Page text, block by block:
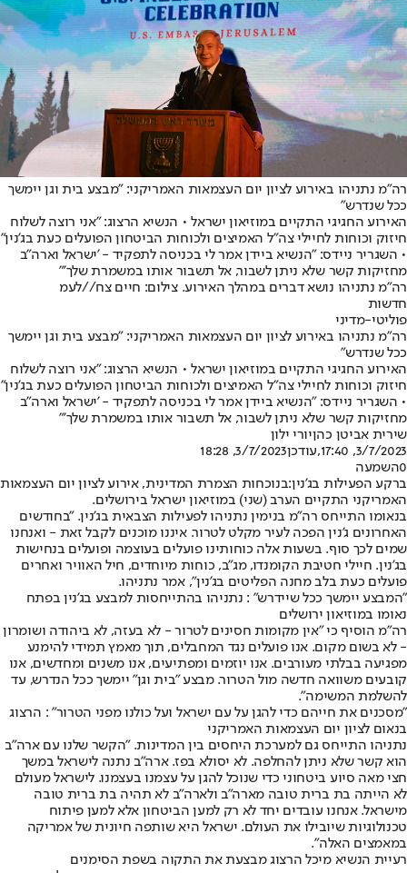
רה"מ נתניהו באירוע לציון יום העצמאות האמריקני: "מבצע בית וגן יימשך
ככל שנדרש"
האירוע החגיגי התקיים במוזיאון ישראל • הנשיא הרצוג: "אני רוצה לשלוח
חיזוק וכוחות לחיילי צה״ל האמיצים ולכוחות הביטחון הפועלים כעת בג'נין"
• השגריר ניידס: "הנשיא ביידן אמר לי בכניסה לתפקיד - 'ישראל וארה"ב
מחזיקות קשר שלא ניתן לשבור, אל תשבור אותו במשמרת שלך'"
רה"מ נתניהו נושא דברים במהלך האירוע. צילום: חיים צח//לעמ
חדשות
פוליטי-מדיני
רה"מ נתניהו באירוע לציון יום העצמאות האמריקני: "מבצע בית וגן יימשך
ככל שנדרש"
האירוע החגיגי התקיים במוזיאון ישראל • הנשיא הרצוג: "אני רוצה לשלוח
חיזוק וכוחות לחיילי צה״ל האמיצים ולכוחות הביטחון הפועלים כעת בג'נין"
• השגריר ניידס: "הנשיא ביידן אמר לי בכניסה לתפקיד - 'ישראל וארה"ב
מחזיקות קשר שלא ניתן לשבור, אל תשבור אותו במשמרת שלך'"
שירית אביטן כהןיורי ילון
3/7/2023, 17:40
,עודכן3/7/2023, 18:28
0השמעה
ברקע הפעילות בג'נין:בנוכחות הצמרת המדינית, אירוע לציון יום העצמאות
האמריקני התקיים הערב (שני) במוזיאון ישראל בירושלים.
בנאומו התייחס רה"מ בנימין נתניהו לפעילות הצבאית בג'נין. "בחודשים
האחרונים ג'נין הפכה לעיר מקלט לטרור. איננו מוכנים לקבל זאת - ואנחנו
שמים לכך סוף. בשעות אלה כוחותינו פועלים בעוצמה ופועלים בנחישות
בג'נין. חיילי חטיבת הקומנדו, מג"ב, כוחות מיוחדים, חיל האוויר ואחרים
פועלים כעת בלב מחנה הפליטים בג'נין", אמר נתניהו.
"המבצע יימשך ככל שיידרש" : נתניהו בהתייחסות למבצע בג'נין בפתח
נאומו במוזיאון ירושלים
רה"מ הוסיף כי "אין מקומות חסינים לטרור - לא בעזה, לא ביהודה ושומרון
- לא בשום מקום. אנו פועלים נגד המחבלים, תוך מאמץ תמידי להימנע
מפגיעה בבלתי מעורבים. אנו יוזמים ומפתיעים, אנו משנים ומחדשים, אנו
קובעים משוואה חדשה מול הטרור. מבצע "בית וגן" יימשך ככל הנדרש, עד
להשלמת המשימה".
"מסכנים את חייהם כדי להגן על עם ישראל ועל כולנו מפני הטרור" : הרצוג
בנאום לציון יום העצמאות האמריקני
נתניהו התייחס גם למערכת היחסים בין המדינות. "הקשר שלנו עם ארה"ב
הוא קשר שלא ניתן להחלפה. לא יסולא בפז. ארה"ב נתנה לישראל במשך
חצי מאה סיוע ביטחוני כדי שנוכל להגן על עצמנו בעצמנו. לישראל מעולם
לא הייתה בת ברית טובה מארה"ב ולארה"ב לא תהיה בת ברית טובה
מישראל. אנחנו עובדים יחד לא רק למען הביטחון אלא למען פיתוח
טכנולוגיות שיובילו את העולם. ישראל היא שותפה חיונית של אמריקה
במאמצים האלה".
רעיית הנשיא מיכל הרצוג מבצעת את התקוה בשפת הסימנים